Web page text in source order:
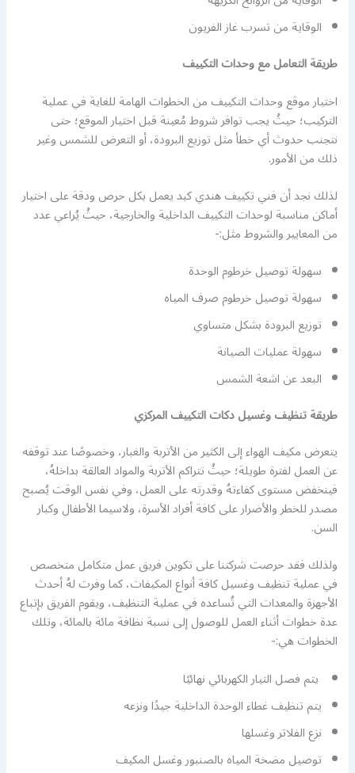
الوقاية من تسرب غاز الفريون
طريقة التعامل مع وحدات التكييف
اختيار موقع وحدات التكييف من الخطوات الهامة للغاية في عملية
التركيب؛ حيثُ يجب توافر شروط مُعينة قبل اختيار الموقع؛ حتى
نتجنب حدوث أي خطأ مثل توزيع البرودة، أو التعرض للشمس وغير
ذلك من الأمور.
لذلك نجد أن فني تكييف هندي كبد يعمل بكل حرص ودقة على اختيار
أماكن مناسبة لوحدات التكييف الداخلية والخارجية، حيثُ يُراعي عدد
من المعايير والشروط مثل:-
سهولة توصيل خرطوم الوحدة
سهولة توصيل خرطوم صرف المياه
توزيع البرودة بشكل متساوي
سهولة عمليات الصيانة
البعد عن اشعة الشمس
طريقة تنظيف وغسيل دكات التكييف المركزي
يتعرض مكيف الهواء إلى الكثير من الأتربة والغبار، وخصوصًا عند توقفه
عن العمل لفترة طويلة؛ حيثُ تتراكم الأتربة والمواد العالقة بداخلهُ،
فينخفض مستوى كفاءتهُ وقدرته على العمل، وفي نفس الوقت يُصبح
مصدر للخطر والأضرار على كافة أفراد الأسرة، ولاسيما الأطفال وكبار
السن.
ولذلك فقد حرصت شركتنا على تكوين فريق عمل متكامل متخصص
في عملية تنظيف وغسيل كافة أنواع المكيفات، كما وفرت لهُ أحدث
الأجهزة والمعدات التي تُساعده في عملية التنظيف، ويقوم الفريق بإتباع
عدة خطوات أثناء العمل للوصول إلى نسبة نظافة مائة بالمائة، وتلك
الخطوات هي:-
يتم فصل التيار الكهربائي نهائيًا
يتم تنظيف غطاء الوحدة الداخلية جيدًا ونزعه
نزع الفلاتر وغسلها
توصيل مضخة المياه بالصنبور وغسل المكيف